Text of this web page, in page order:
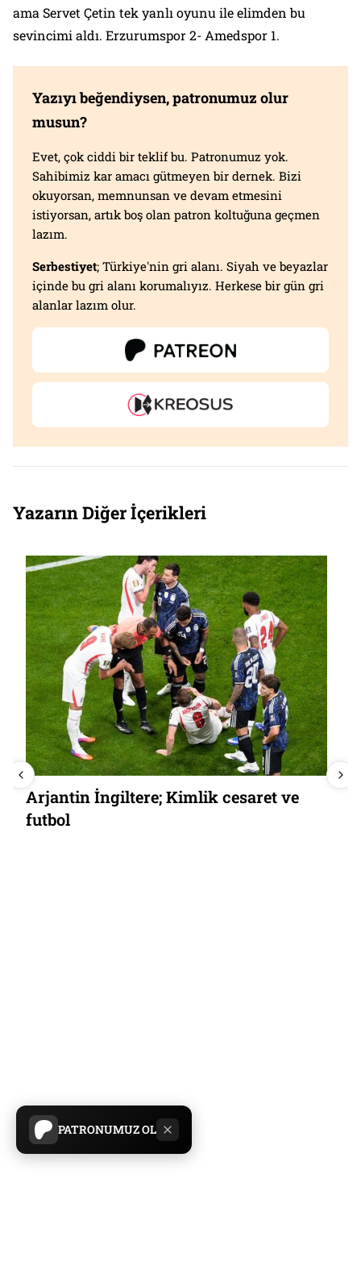
PATRONUMUZ OL
ama Servet Çetin tek yanlı oyunu ile elimden bu
sevincimi aldı. Erzurumspor 2- Amedspor 1.
Yazıyı beğendiysen, patronumuz olur
musun?
Evet, çok ciddi bir teklif bu. Patronumuz yok.
Sahibimiz kar amacı gütmeyen bir dernek. Bizi
okuyorsan, memnunsan ve devam etmesini
istiyorsan, artık boş olan patron koltuğuna geçmen
lazım.
Serbestiyet; Türkiye'nin gri alanı. Siyah ve beyazlar
içinde bu gri alanı korumalıyız. Herkese bir gün gri
alanlar lazım olur.
Yazarın Diğer İçerikleri
Arjantin İngiltere; Kimlik cesaret ve
futbol